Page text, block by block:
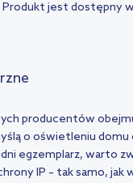
jest dostępny
producentów
o oświetleniu domu
egzemplarz, warto
IP – tak samo, jak